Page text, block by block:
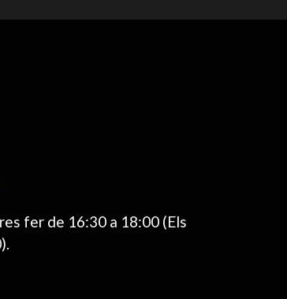
fer de 16:30 a 18:00 (Els